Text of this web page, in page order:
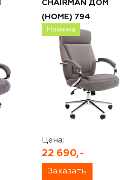
CHAIRMAN ДОМ
(HOME) 794
Новинка
Цена:
22 690,-
Заказать